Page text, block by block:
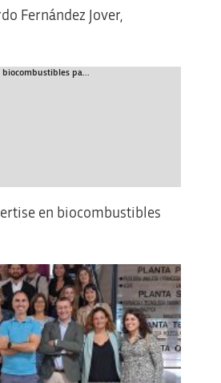
Fernández Jover,
pa...
en biocombustibles